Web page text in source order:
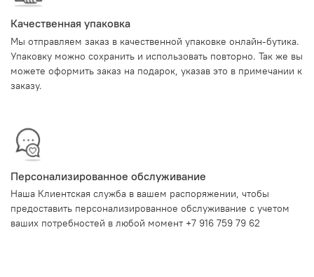
Качественная упаковка
Мы отправляем заказ в качественной упаковке онлайн-бутика.
Упаковку можно сохранить и использовать повторно. Так же вы
можете оформить заказ на подарок, указав это в примечании к
заказу.
Персонализированное обслуживание
Наша Клиентская служба в вашем распоряжении, чтобы
предоставить персонализированное обслуживание с учетом
ваших потребностей в любой момент +7 916 759 79 62